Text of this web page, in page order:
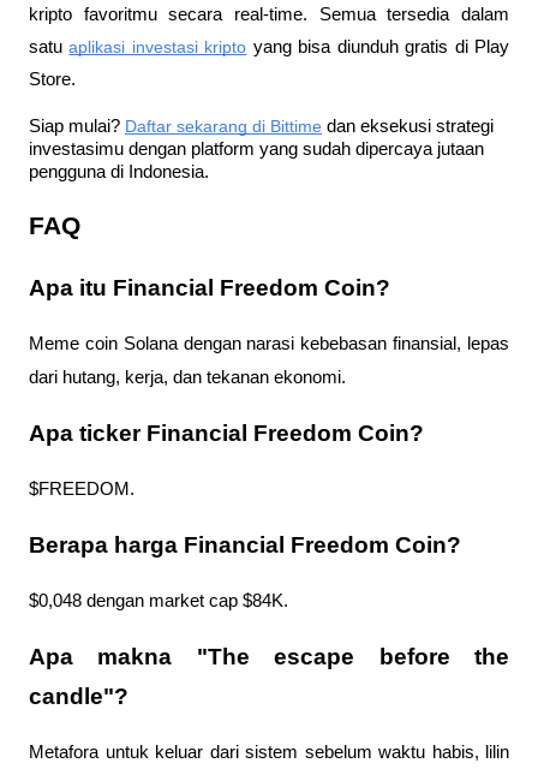
kripto favoritmu secara real-time. Semua tersedia dalam
satu aplikasi investasi kripto yang bisa diunduh gratis di Play
Store.
Siap mulai? Daftar sekarang di Bittime dan eksekusi strategi
investasimu dengan platform yang sudah dipercaya jutaan
pengguna di Indonesia.
FAQ
Apa itu Financial Freedom Coin?
Meme coin Solana dengan narasi kebebasan finansial, lepas
dari hutang, kerja, dan tekanan ekonomi.
Apa ticker Financial Freedom Coin?
$FREEDOM.
Berapa harga Financial Freedom Coin?
$0,048 dengan market cap $84K.
Apa makna "The escape before the
candle"?
Metafora untuk keluar dari sistem sebelum waktu habis, lilin